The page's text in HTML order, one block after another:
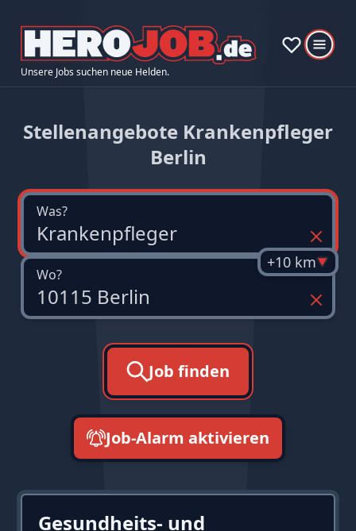
Unsere Jobs suchen neue Helden.
Stellenangebote Krankenpfleger
Berlin
Was?
Wo?
+10 km
Job finden
Job-Alarm aktivieren
Gesundheits- und